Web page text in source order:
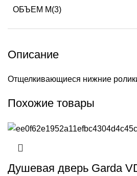
ОБЪЕМ М(3)
Описание
Отщелкивающиеся нижние
Похожие товары
Душевая дверь Garda